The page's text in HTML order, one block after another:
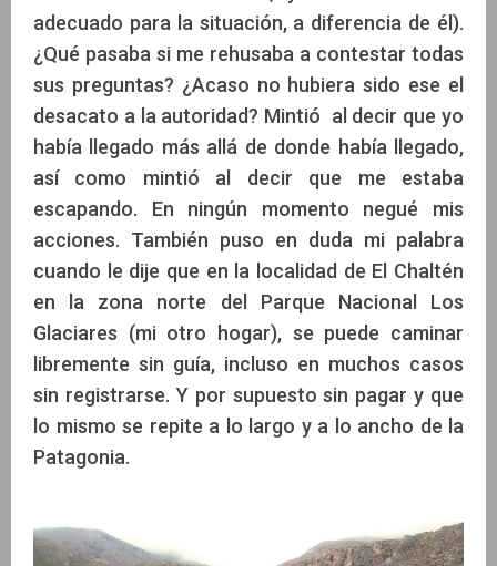
adecuado para la situación, a diferencia de él).
¿Qué pasaba si me rehusaba a contestar todas
sus preguntas? ¿Acaso no hubiera sido ese el
desacato a la autoridad? Mintió al decir que yo
había llegado más allá de donde había llegado,
así como mintió al decir que me estaba
escapando. En ningún momento negué mis
acciones. También puso en duda mi palabra
cuando le dije que en la localidad de El Chaltén
en la zona norte del Parque Nacional Los
Glaciares (mi otro hogar), se puede caminar
libremente sin guía, incluso en muchos casos
sin registrarse. Y por supuesto sin pagar y que
lo mismo se repite a lo largo y a lo ancho de la
Patagonia.